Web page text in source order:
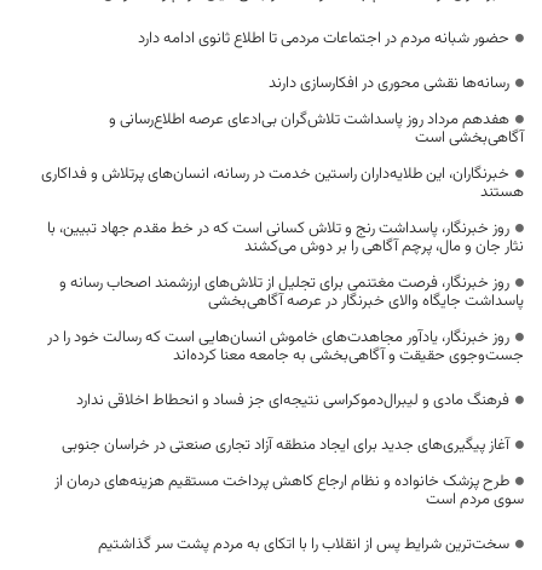
حضور شبانه مردم در اجتماعات مردمی تا اطلاع ثانوی ادامه دارد
رسانه‌ها نقشی محوری در افکارسازی دارند
هفدهم مرداد روز پاسداشت تلاش‌گران بی‌ادعای عرصه اطلاع‌رسانی و
آگاهی‌بخشی است
خبرنگاران، این طلایه‌داران راستین خدمت در رسانه، انسان‌های پرتلاش و فداکاری
هستند
روز خبرنگار، پاسداشت رنج و تلاش کسانی است که در خط مقدم جهاد تبیین، با
نثار جان و مال، پرچم آگاهی را بر دوش می‌کشند
روز خبرنگار، فرصت مغتنمی برای تجلیل از تلاش‌های ارزشمند اصحاب رسانه و
پاسداشت جایگاه والای خبرنگار در عرصه آگاهی‌بخشی
روز خبرنگار، یادآور مجاهدت‌های خاموش انسان‌هایی است که رسالت خود را در
جست‌وجوی حقیقت و آگاهی‌بخشی به جامعه معنا کرده‌اند
فرهنگ مادی و لیبرال‌دموکراسی نتیجه‌ای جز فساد و انحطاط اخلاقی ندارد
آغاز پیگیری‌های جدید برای ایجاد منطقه آزاد تجاری صنعتی در خراسان جنوبی
طرح پزشک خانواده و نظام ارجاع کاهش پرداخت مستقیم هزینه‌های درمان از
سوی مردم است
سخت‌ترین شرایط پس از انقلاب را با اتکای به مردم پشت سر گذاشتیم